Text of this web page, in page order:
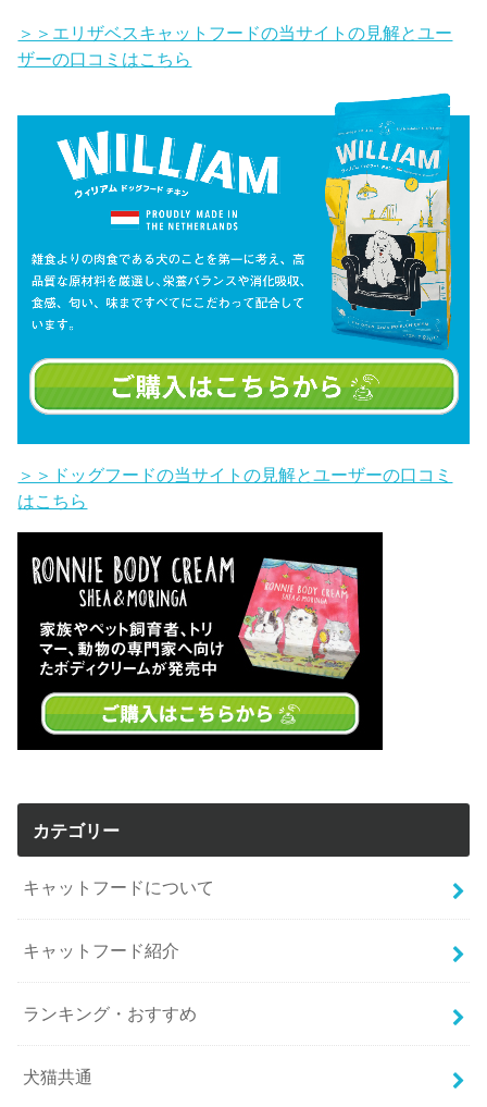
＞＞エリザベスキャットフードの当サイトの見解とユー
ザーの口コミはこちら
＞＞ドッグフードの当サイトの見解とユーザーの口コミ
はこちら
カテゴリー
キャットフードについて
キャットフード紹介
ランキング・おすすめ
犬猫共通